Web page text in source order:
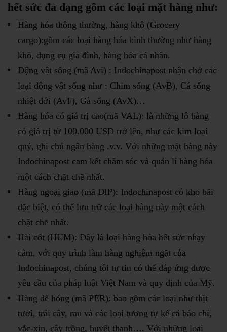
hết sức đa dạng gồm các loại mặt hàng như:
Hàng hóa thông thường, hàng khô (Grocery
cargo):gồm các loại hàng hóa bình thường như hàng
khô, dụng cụ gia đình, hàng hóa cá nhân.
Động vật sống (mã Avi) : Indochinapost nhận chở các
loại động vật sống như : Chim sống (AvB), Cá sống
nhiệt đới (AvF), Gà sống (AvX)…
Hàng hóa có giá trị cao(mã VAL): là những lô hàng
có giá trị từ 100.000 USD trở lên, như các kim loại
quý, ghi chú ngân hàng .v.v. Với những mặt hàng này
Indochinapost cam kết chăm sóc và quản lí hàng hóa
một cách chặt chẽ nhất.
Hàng ngoại giao (mã DIP): Indochinapost có kho bãi
đặc biệt, có thể lưu trữ các loại hàng này một cách
chặt chẽ nhất.
Hài cốt (HUM): Đây là loại hàng hóa hết sức nhạy
cảm, với quy trình làm hàng nghiệm ngặt của
Indochinapost, chúng tôi tự tin có thể đáp ứng được
yêu cầu của pháp luật Việt Nam và quy định của Mỹ.
Hàng dễ hỏng (mã PER): bao gồm các loại như thịt
tươi, trái cây, rau và các loại tương tự kể cả báo chí,
vắc-xin, cây trồng, huyết thanh…. Với những loại